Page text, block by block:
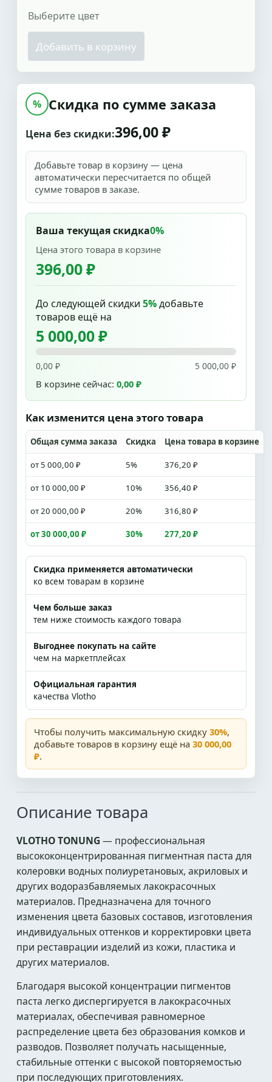
Выберите цвет
Добавить в корзину
% Скидка по сумме заказа
Цена без скидки:396,00 ₽
Добавьте товар в корзину — цена
автоматически пересчитается по общей
сумме товаров в заказе.
Ваша текущая скидка0%
Цена этого товара в корзине
396,00 ₽
До следующей скидки 5%добавьте
товаров ещё на
5 000,00 ₽
0,00 ₽ 5 000,00 ₽
В корзине сейчас: 0,00 ₽
Как изменится цена этого товара
Общая сумма заказа Скидка Цена товара в корзине
от 5 000,00 ₽ 5% 376,20 ₽
от 10 000,00 ₽ 10% 356,40 ₽
от 20 000,00 ₽ 20% 316,80 ₽
от 30 000,00 ₽ 30% 277,20 ₽
Скидка применяется автоматически
ко всем товарам в корзине
Чем больше заказ
тем ниже стоимость каждого товара
Выгоднее покупать на сайте
чем на маркетплейсах
Официальная гарантия
качества Vlotho
Чтобы получить максимальную скидку 30%,
добавьте товаров в корзину ещё на 30 000,00
₽.
Описание товара
VLOTHO TONUNG — профессиональная
высококонцентрированная пигментная паста для
колеровки водных полиуретановых, акриловых и
других водоразбавляемых лакокрасочных
материалов. Предназначена для точного
изменения цвета базовых составов, изготовления
индивидуальных оттенков и корректировки цвета
при реставрации изделий из кожи, пластика и
других материалов.
Благодаря высокой концентрации пигментов
паста легко диспергируется в лакокрасочных
материалах, обеспечивая равномерное
распределение цвета без образования комков и
разводов. Позволяет получать насыщенные,
стабильные оттенки с высокой повторяемостью
при последующих приготовлениях.